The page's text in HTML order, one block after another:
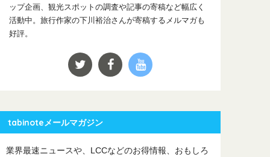
ップ企画、観光スポットの調査や記事の寄稿など幅広く
活動中。旅行作家の下川裕治さんが寄稿するメルマガも
好評。
tabinoteメールマガジン
業界最速ニュースや、LCCなどのお得情報、おもしろ